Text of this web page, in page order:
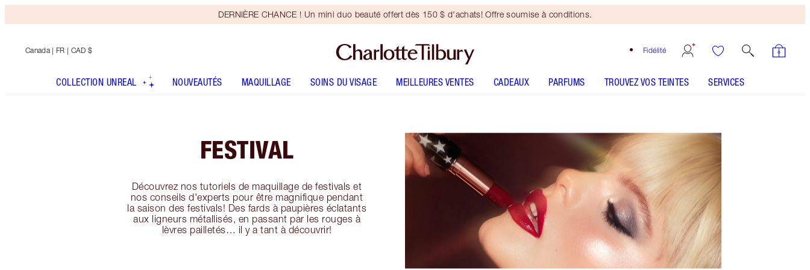
DERNIÈRE CHANCE ! Un mini duo beauté offert dès 150 $ d'achats! Offre soumise à conditions.
Fidélité
Canada | FR | CAD $
COLLECTION UNREAL NOUVEAUTÉS MAQUILLAGE SOINS DU VISAGE MEILLEURES VENTES CADEAUX PARFUMS TROUVEZ VOS TEINTES SERVICES
FESTIVAL
Découvrez nos tutoriels de maquillage de festivals et
nos conseils d'experts pour être magnifique pendant
la saison des festivals! Des fards à paupières éclatants
aux ligneurs métallisés, en passant par les rouges à
lèvres pailletés… il y a tant à découvrir!